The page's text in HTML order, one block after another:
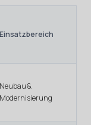
Einsatzbereich
Neubau &
Modernisierung